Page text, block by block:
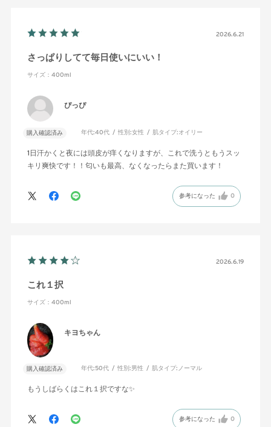
2026.6.21
さっぱりしてて毎日使いにいい！
サイズ：400ml
ぴっぴ
購入確認済み 年代:40代 性別:女性 肌タイプ: オイリー
1日汗かくと夜には頭皮が痒くなりますが、これで洗うともうスッ
キリ爽快です！！匂いも最高、なくなったらまた買います！
参考になった 0
2026.6.19
これ１択
サイズ：400ml
キヨちゃん
購入確認済み 年代: 50代 性別: 男性 肌タイプ: ノーマル
もうしばらくはこれ１択ですな✨️
参考になった 0